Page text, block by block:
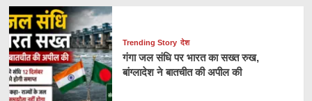
Trending Story देश
गंगा जल संधि पर भारत का सख्त रुख,
बांग्लादेश ने बातचीत की अपील की